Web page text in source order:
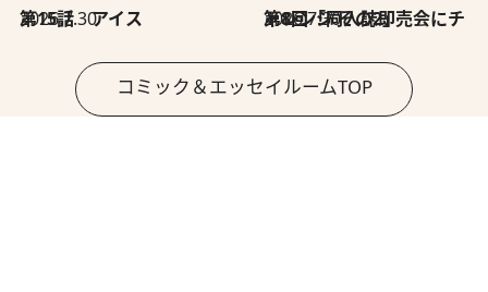
2026.7.30
第15話 アイス 2026.7.30
第8回「同人誌即売会にチャレンジ その2」
コミック＆エッセイルームTOP